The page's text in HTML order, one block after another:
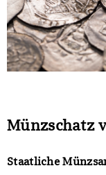
Münzschatz
Staatliche
Sonstiges